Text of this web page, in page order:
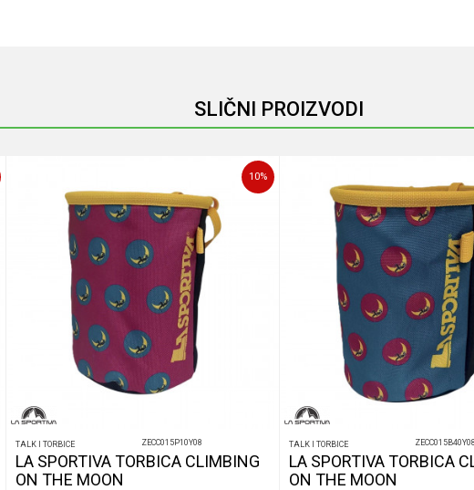
SLIČNI PROIZVODI
10%
TALK I TORBICE ZECC015P10Y08
LA SPORTIVA TORBICA CLIMBING
ON THE MOON
TALK I TORBICE ZECC015B40Y08
LA SPORTIVA TORBICA
ON THE MOON